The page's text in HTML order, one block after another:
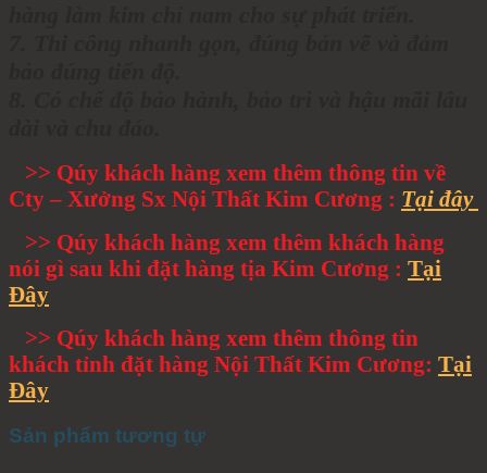
>> Qúy khách hàng xem thêm thông tin về
Cty – Xưởng Sx Nội Thất Kim Cương : Tại đây
>> Qúy khách hàng xem thêm khách hàng
nói gì sau khi đặt hàng tịa Kim Cương : Tại
Đây
>> Qúy khách hàng xem thêm thông tin
khách tỉnh đặt hàng Nội Thất Kim Cương: Tại
Đây
Sản phẩm tương tự